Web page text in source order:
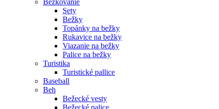
Sety
Bežky
Topánky na bežky
Rukavice na bežky
Viazanie na bežky
Palice na bežky
Turistika
Turistické pallice
Baseball
Beh
Bežecké vesty
Bežecké palice